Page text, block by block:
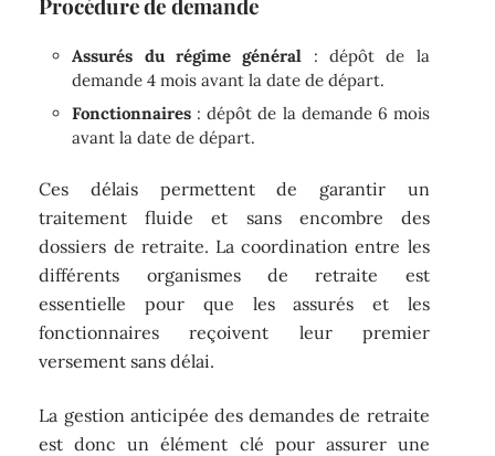
Procédure de demande
Assurés du régime général : dépôt de la
demande 4 mois avant la date de départ.
Fonctionnaires : dépôt de la demande 6 mois
avant la date de départ.
Ces délais permettent de garantir un
traitement fluide et sans encombre des
dossiers de retraite. La coordination entre les
différents organismes de retraite est
essentielle pour que les assurés et les
fonctionnaires reçoivent leur premier
versement sans délai.
La gestion anticipée des demandes de retraite
est donc un élément clé pour assurer une